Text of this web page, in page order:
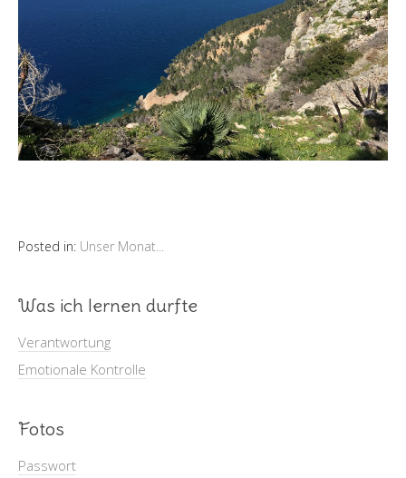
Posted in: Unser Monat...
Was ich lernen durfte
Verantwortung
Emotionale Kontrolle
Fotos
Passwort